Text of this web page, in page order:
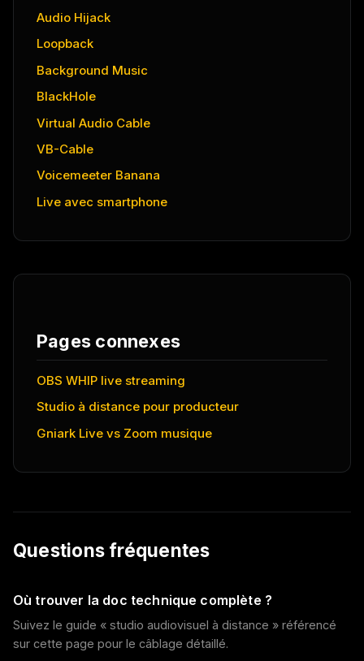
Audio Hijack
Loopback
Background Music
BlackHole
Virtual Audio Cable
VB-Cable
Voicemeeter Banana
Live avec smartphone
Pages connexes
OBS WHIP live streaming
Studio à distance pour producteur
Gniark Live vs Zoom musique
Questions fréquentes
Où trouver la doc technique complète ?
Suivez le guide « studio audiovisuel à distance » référencé
sur cette page pour le câblage détaillé.